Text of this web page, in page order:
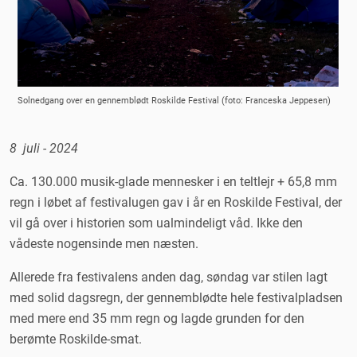
Solnedgang over en gennemblødt Roskilde Festival (foto: Franceska Jeppesen)
8 juli - 2024
Ca. 130.000 musik-glade mennesker i en teltlejr + 65,8 mm
regn i løbet af festivalugen gav i år en Roskilde Festival, der
vil gå over i historien som ualmindeligt våd. Ikke den
vådeste nogensinde men næsten.
Allerede fra festivalens anden dag, søndag var stilen lagt
med solid dagsregn, der gennemblødte hele festivalpladsen
med mere end 35 mm regn og lagde grunden for den
berømte Roskilde-smat.